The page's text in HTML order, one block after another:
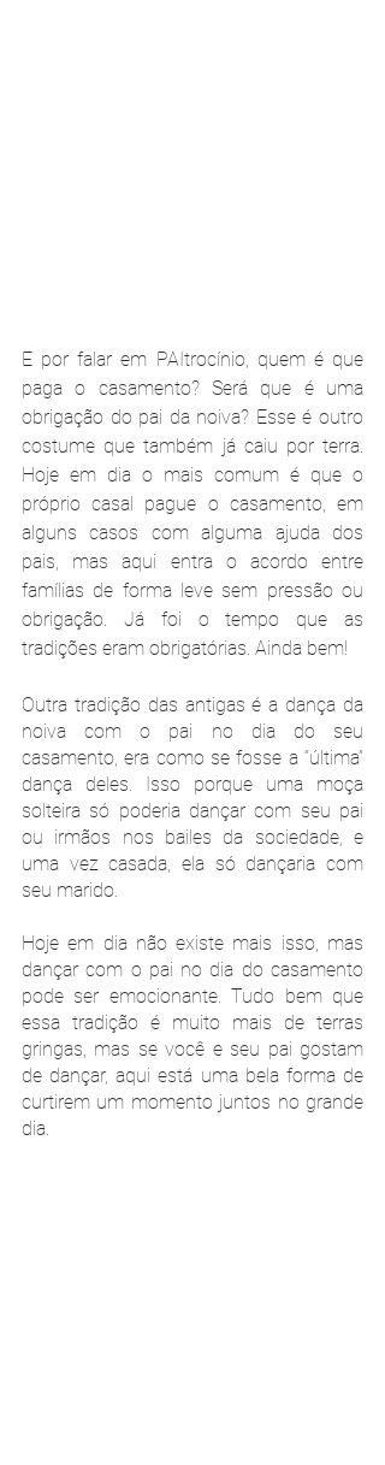
E por falar em PAItrocínio, quem é que
paga o casamento? Será que é uma
obrigação do pai da noiva? Esse é outro
costume que também já caiu por terra.
Hoje em dia o mais comum é que o
próprio casal pague o casamento, em
alguns casos com alguma ajuda dos
pais, mas aqui entra o acordo entre
famílias de forma leve sem pressão ou
obrigação. Já foi o tempo que as
tradições eram obrigatórias. Ainda bem!
Outra tradição das antigas é a dança da
noiva com o pai no dia do seu
casamento, era como se fosse a “última”
dança deles. Isso porque uma moça
solteira só poderia dançar com seu pai
ou irmãos nos bailes da sociedade, e
uma vez casada, ela só dançaria com
seu marido.
Hoje em dia não existe mais isso, mas
dançar com o pai no dia do casamento
pode ser emocionante. Tudo bem que
essa tradição é muito mais de terras
gringas, mas se você e seu pai gostam
de dançar, aqui está uma bela forma de
curtirem um momento juntos no grande
dia.